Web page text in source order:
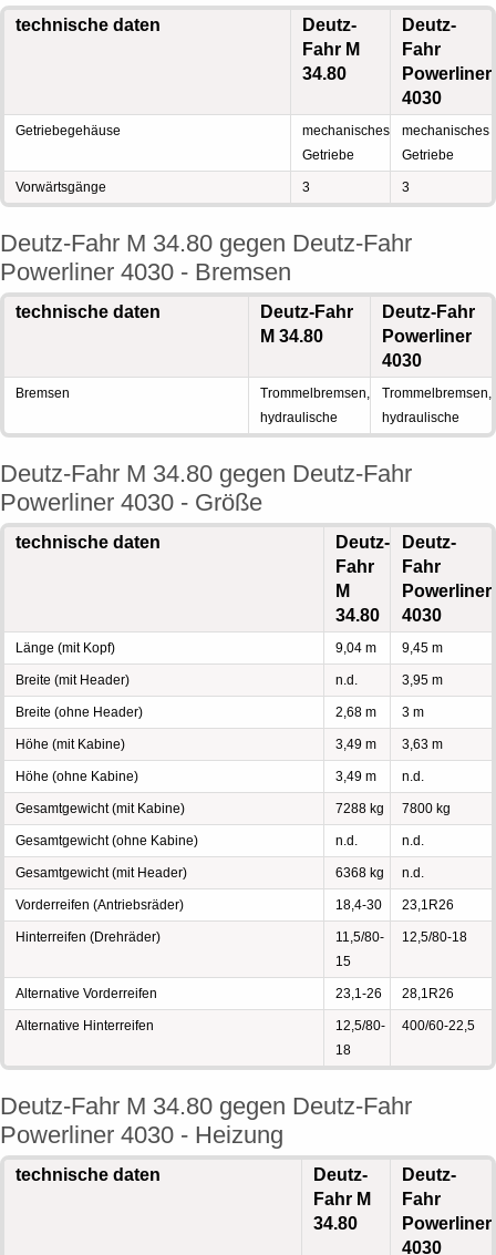
technische daten
Deutz-
Fahr M
34.80
Deutz-
Fahr
Powerliner
4030
Getriebegehäuse
mechanisches
Getriebe
mechanisches
Getriebe
Vorwärtsgänge 3 3
Deutz-Fahr M 34.80 gegen Deutz-Fahr
Powerliner 4030 - Bremsen
technische daten
Deutz-Fahr
M 34.80
Deutz-Fahr
Powerliner
4030
Bremsen
Trommelbremsen,
hydraulische
Trommelbremsen,
hydraulische
Deutz-Fahr M 34.80 gegen Deutz-Fahr
Powerliner 4030 - Größe
technische daten
Deutz-
Fahr
M
34.80
Deutz-
Fahr
Powerliner
4030
Länge (mit Kopf) 9,04 m 9,45 m
Breite (mit Header) n.d. 3,95 m
Breite (ohne Header) 2,68 m 3 m
Höhe (mit Kabine) 3,49 m 3,63 m
Höhe (ohne Kabine) 3,49 m n.d.
Gesamtgewicht (mit Kabine) 7288 kg 7800 kg
Gesamtgewicht (ohne Kabine) n.d. n.d.
Gesamtgewicht (mit Header) 6368 kg n.d.
Vorderreifen (Antriebsräder) 18,4-30 23,1R26
Hinterreifen (Drehräder)
11,5/80-
15
12,5/80-18
Alternative Vorderreifen 23,1-26 28,1R26
Alternative Hinterreifen
12,5/80-
18
400/60-22,5
Deutz-Fahr M 34.80 gegen Deutz-Fahr
Powerliner 4030 - Heizung
technische daten
Deutz-
Fahr M
34.80
Deutz-
Fahr
Powerliner
4030